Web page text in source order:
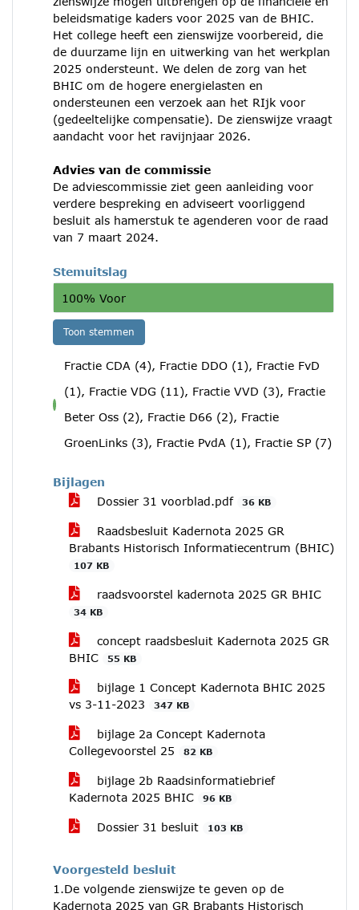
beleidsmatige kaders voor 2025 van de BHIC.
Het college heeft een zienswijze voorbereid, die
de duurzame lijn en uitwerking van het werkplan
2025 ondersteunt. We delen de zorg van het
BHIC om de hogere energielasten en
ondersteunen een verzoek aan het RIjk voor
(gedeeltelijke compensatie). De zienswijze vraagt
aandacht voor het ravijnjaar 2026.
Advies van de commissie
De adviescommissie ziet geen aanleiding voor
verdere bespreking en adviseert voorliggend
besluit als hamerstuk te agenderen voor de raad
van 7 maart 2024.
Stemuitslag
100% Voor
Toon stemmen
voor
Fractie CDA (4), Fractie DDO (1), Fractie FvD
(1), Fractie VDG (11), Fractie VVD (3), Fractie
Beter Oss (2), Fractie D66 (2), Fractie
GroenLinks (3), Fractie PvdA (1), Fractie SP (7)
Bijlagen
Dossier 31 voorblad.pdf
36 KB
Raadsbesluit Kadernota 2025 GR
Brabants Historisch Informatiecentrum (BHIC)
107 KB
raadsvoorstel kadernota 2025 GR BHIC
34 KB
concept raadsbesluit Kadernota 2025 GR
BHIC
55 KB
bijlage 1 Concept Kadernota BHIC 2025
vs 3-11-2023
347 KB
bijlage 2a Concept Kadernota
Collegevoorstel 25
82 KB
bijlage 2b Raadsinformatiebrief
Kadernota 2025 BHIC
96 KB
Dossier 31 besluit 103 KB
Voorgesteld besluit
1.De volgende zienswijze te geven op de
Kadernota 2025 van GR Brabants Historisch